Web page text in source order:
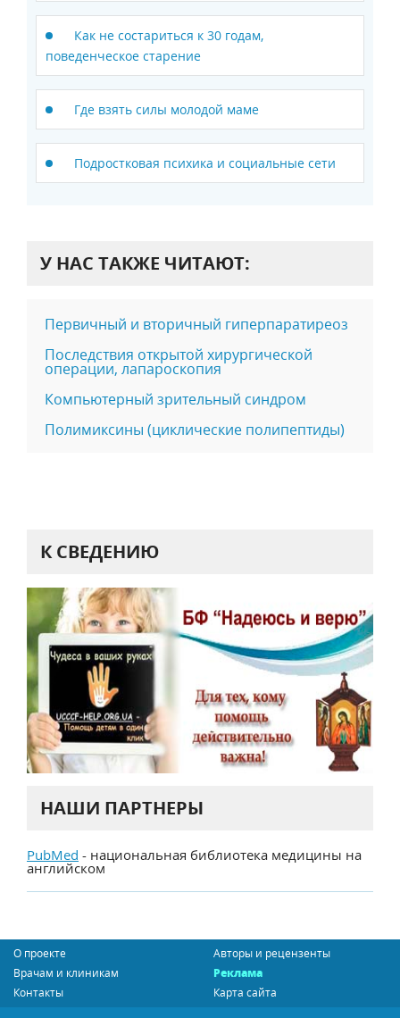
Как не состариться к 30 годам,
поведенческое старение
Где взять силы молодой маме
Подростковая психика и социальные сети
У НАС ТАКЖЕ ЧИТАЮТ:
Первичный и вторичный гиперпаратиреоз
Последствия открытой хирургической
операции, лапароскопия
Компьютерный зрительный синдром
Полимиксины (циклические полипептиды)
К СВЕДЕНИЮ
НАШИ ПАРТНЕРЫ
PubMed - национальная библиотека медицины на
английском
О проекте
Авторы и рецензенты
Врачам и клиникам
Реклама
Контакты
Карта сайта